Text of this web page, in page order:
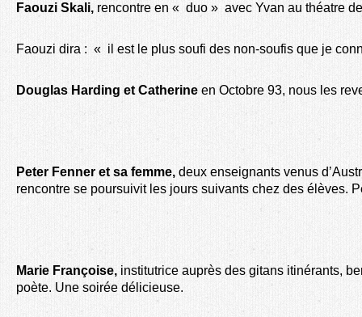
Faouzi Skali, rencontre en « duo » avec Yvan au théatre
Faouzi dira : « il est le plus soufi des non-soufis que je
Douglas Harding et Catherine en Octobre 93, nous les
Peter Fenner et sa femme, deux enseignants venus
rencontre se poursuivit les jours suivants chez des élèves.
Marie Françoise, institutrice auprès des gitans itinérants,
poète. Une soirée délicieuse.